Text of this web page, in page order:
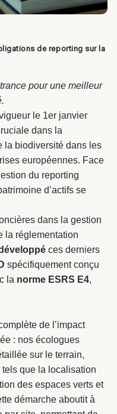
de reporting sur la
pour une meilleur
le 1er janvier
dans la
la biodiversité dans les
européennes. Face
du reporting
d’actifs se
dans la gestion
la réglementation
ces derniers
spécifiquement conçu
la norme ESRS E4,
de l’impact
: nos écologues
sur le terrain,
que la localisation
des espaces verts et
démarche aboutit à